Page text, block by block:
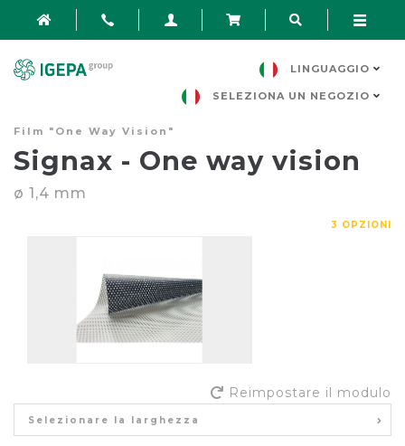
LINGUAGGIO
SELEZIONA UN NEGOZIO
Film "One Way Vision"
Signax - One way vision
ø 1,4 mm
3 OPZIONI
Reimpostare il modulo
Selezionare la larghezza